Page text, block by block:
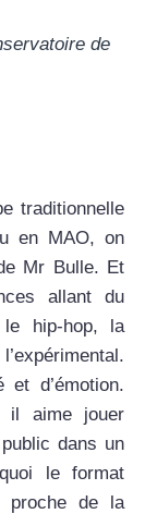
de
traditionnelle
en MAO, on
Mr Bulle. Et
allant du
hip-hop, la
et d’émotion.
il aime jouer
dans un
le format
de la